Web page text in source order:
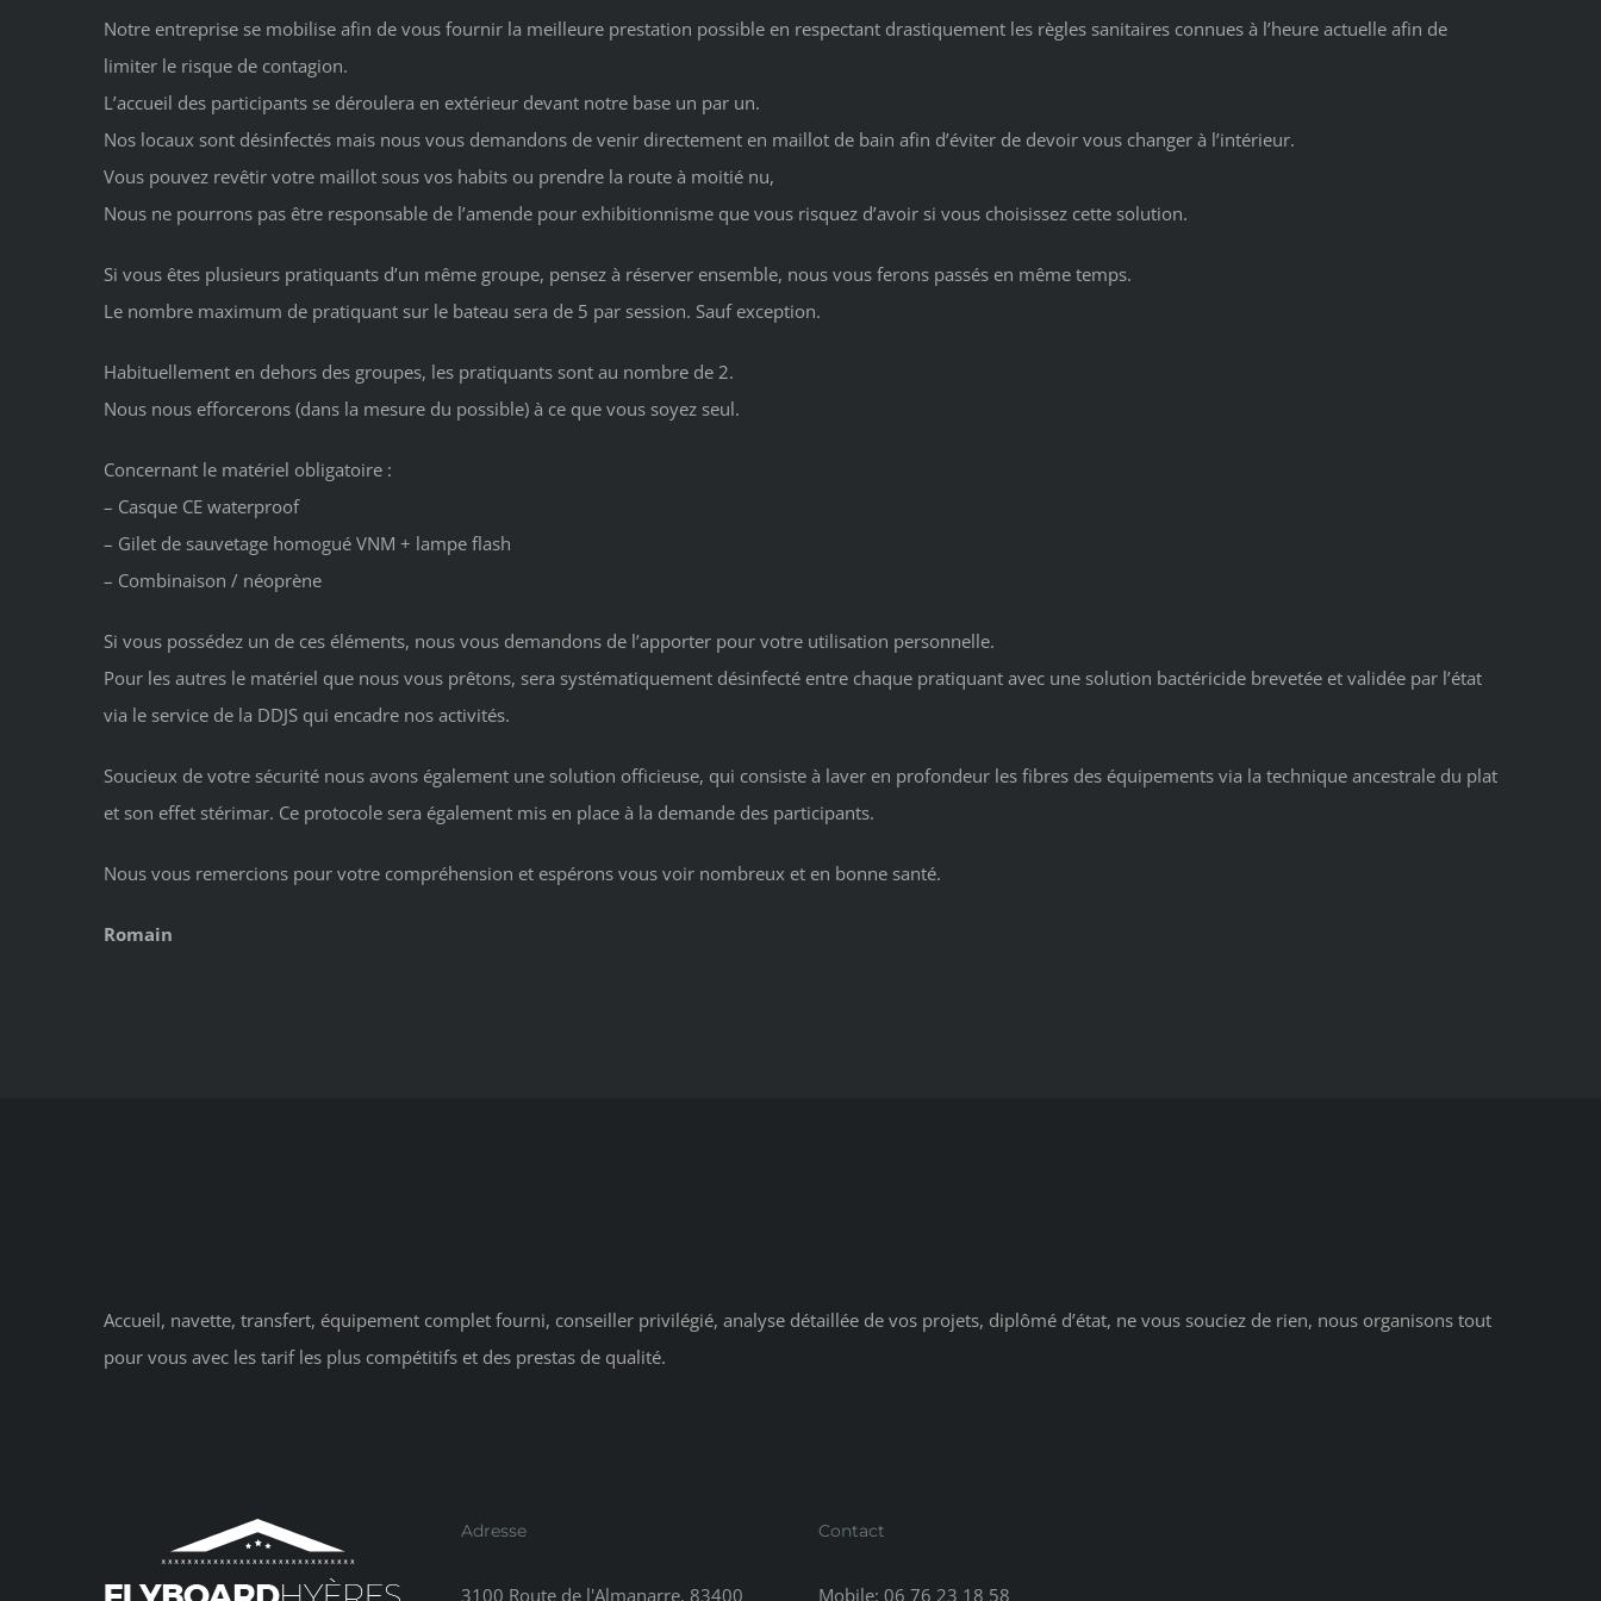
Notre entreprise se mobilise afin de vous fournir la meilleure prestation possible en respectant drastiquement les règles sanitaires connues à l’heure actuelle afin de
limiter le risque de contagion.
L’accueil des participants se déroulera en extérieur devant notre base un par un.
Nos locaux sont désinfectés mais nous vous demandons de venir directement en maillot de bain afin d’éviter de devoir vous changer à l’intérieur.
Vous pouvez revêtir votre maillot sous vos habits ou prendre la route à moitié nu,
Nous ne pourrons pas être responsable de l’amende pour exhibitionnisme que vous risquez d’avoir si vous choisissez cette solution.
Si vous êtes plusieurs pratiquants d’un même groupe, pensez à réserver ensemble, nous vous ferons passés en même temps.
Le nombre maximum de pratiquant sur le bateau sera de 5 par session. Sauf exception.
Habituellement en dehors des groupes, les pratiquants sont au nombre de 2.
Nous nous efforcerons (dans la mesure du possible) à ce que vous soyez seul.
Concernant le matériel obligatoire :
– Casque CE waterproof
– Gilet de sauvetage homogué VNM + lampe flash
– Combinaison / néoprène
Si vous possédez un de ces éléments, nous vous demandons de l’apporter pour votre utilisation personnelle.
Pour les autres le matériel que nous vous prêtons, sera systématiquement désinfecté entre chaque pratiquant avec une solution bactéricide brevetée et validée par l’état
via le service de la DDJS qui encadre nos activités.
Soucieux de votre sécurité nous avons également une solution officieuse, qui consiste à laver en profondeur les fibres des équipements via la technique ancestrale du plat
et son effet stérimar. Ce protocole sera également mis en place à la demande des participants.
Nous vous remercions pour votre compréhension et espérons vous voir nombreux et en bonne santé.
Romain
Accueil, navette, transfert, équipement complet fourni, conseiller privilégié, analyse détaillée de vos projets, diplômé d’état, ne vous souciez de rien, nous organisons tout
pour vous avec les tarif les plus compétitifs et des prestas de qualité.
Adresse
3100 Route de l'Almanarre, 83400
Contact
Mobile: 06 76 23 18 58